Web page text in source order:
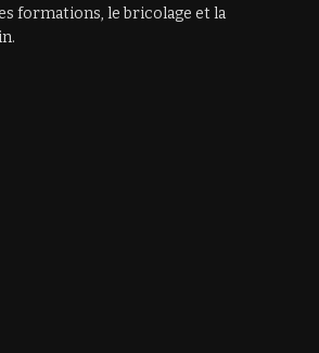
formations, le bricolage et la